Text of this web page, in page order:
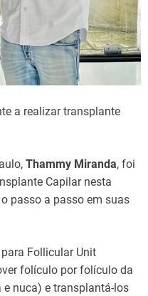
a realizar transplante
Thammy Miranda, foi
Capilar nesta
passo a passo em suas
Follicular Unit
folículo por folículo da
e nuca) e transplantá-los